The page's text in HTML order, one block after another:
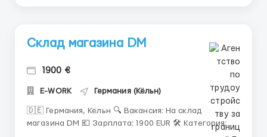
Склад магазина DM
1900 €
E-WORK Германия (Кёльн)
🇩🇪 Германия, Кёльн 🔍 Вакансия: На склад
магазина DM 💶 Зарплата: 1900 EUR 🛠 Категория: